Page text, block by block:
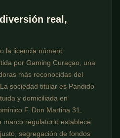
real,
la licencia número
por Gaming Curaçao, una
más reconocidas del
sociedad titular es Pandido
y domiciliada en
F. Don Martina 31,
marco regulatorio establece
segregación de fondos